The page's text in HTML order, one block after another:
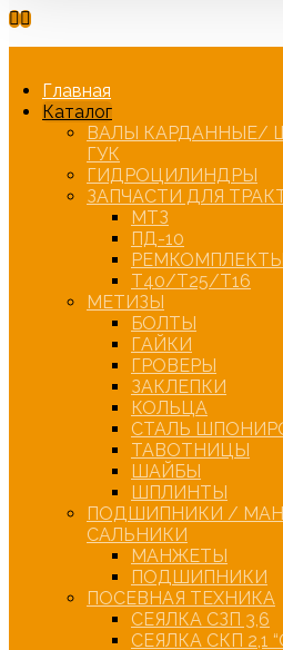
Главная
Каталог
ВАЛЫ КАРДАННЫЕ/
ГУК
ГИДРОЦИЛИНДРЫ
ЗАПЧАСТИ ДЛЯ
МТЗ
ПД-10
РЕМКОМПЛЕКТЫ
Т40/Т25/Т16
МЕТИЗЫ
БОЛТЫ
ГАЙКИ
ГРОВЕРЫ
ЗАКЛЕПКИ
КОЛЬЦА
СТАЛЬ
ТАВОТНИЦЫ
ШАЙБЫ
ШПЛИНТЫ
ПОДШИПНИКИ /
САЛЬНИКИ
МАНЖЕТЫ
ПОДШИПНИКИ
ПОСЕВНАЯ ТЕХНИКА
СЕЯЛКА СЗП 3,6
СЕЯЛКА СКП 2,1